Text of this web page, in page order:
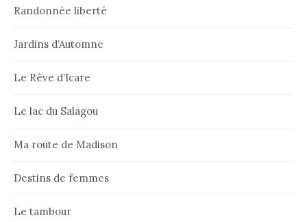
Randonnée liberté
Jardins d’Automne
Le Rêve d’Icare
Le lac du Salagou
Ma route de Madison
Destins de femmes
Le tambour